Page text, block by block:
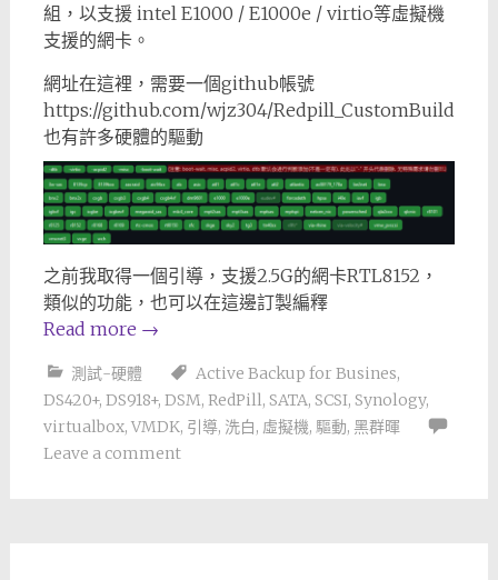
組，以支援 intel E1000 / E1000e / virtio等虛擬機
支援的網卡。
網址在這裡，需要一個github帳號
https://github.com/wjz304/Redpill_CustomBuild
也有許多硬體的驅動
之前我取得一個引導，支援2.5G的網卡RTL8152，
類似的功能，也可以在這邊訂製編釋
Read more →
測試-硬體 Active Backup for Busines,
DS420+, DS918+, DSM, RedPill, SATA, SCSI, Synology,
virtualbox, VMDK, 引導, 洗白, 虛擬機, 驅動, 黑群暉
Leave a comment